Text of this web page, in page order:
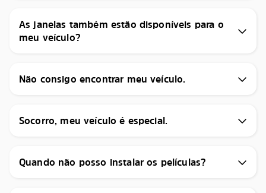
As janelas também estão disponíveis para o
meu veículo?
Não consigo encontrar meu veículo.
Socorro, meu veículo é especial.
Quando não posso instalar os películas?